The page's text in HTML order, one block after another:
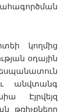
կողմից
օդային
անվտանգ
Էյրվեյզ
թռիչքները